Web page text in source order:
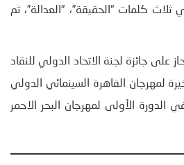
ثلاث كلمات “الحقيقة”، “العدالة”، ثم
على جائزة لجنة الاتحاد الدولي للنقاد
لمهرجان القاهرة السينمائي الدولي
الأولى لمهرجان البحر الاحمر